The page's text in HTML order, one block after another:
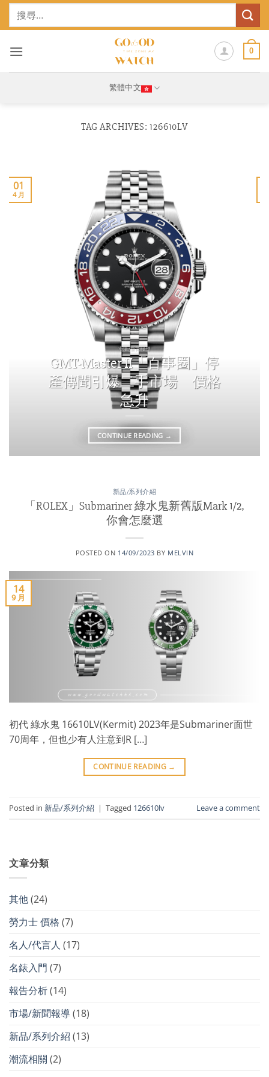
Skip
鍵
0
繁體中文
TAG ARCHIVES:126610LV
市場/新聞報導
GMT-Master II「百事圈」停
產傳聞引爆二手市場 價格
急升
CONTINUE READING →
01
4 月
新品/系列介紹
「ROLEX」Submariner 綠水鬼新舊版Mark 1/2,
你會怎麼選
POSTED ON 14/09/2023 BY MELVIN
14
9 月
初代 綠水鬼 16610LV(Kermit) 2023年是Submariner面世
70周年，但也少有人注意到R […]
CONTINUE READING →
Posted in 新品/系列介紹 | Tagged 126610lv Leave a comment
文章分類
其他(24)
勞力士 價格 (7)
名人/代言人 (17)
名錶入門 (7)
報告分析(14)
市場/新聞報導(18)
新品/系列介紹 (13)
潮流相關 (2)